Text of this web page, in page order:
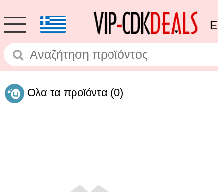
Ολα τα προϊόντα (0)